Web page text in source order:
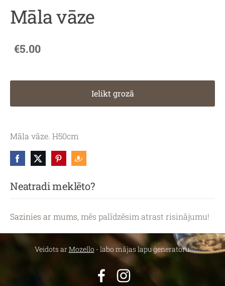
Neatradi meklēto?
Sazinies ar mums, mēs palīdzēsim atrast risinājumu!
Māla vāze
€5.00
Ielikt grozā
Māla vāze. H50cm
Veidots arMozello- labo mājas lapu ģeneratoru.